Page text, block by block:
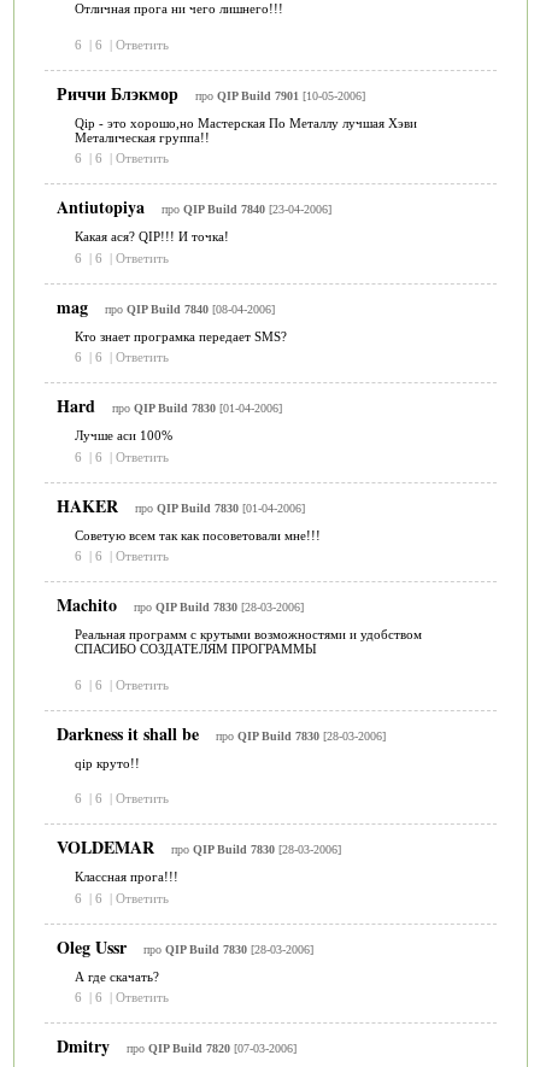
Отличная прога ни чего лишнего!!!
6 | 6 | Ответить
Риччи Блэкмор про QIP Build 7901 [10-05-2006]
Qip - это хорошо,но Мастерская По Металлу лучшая Хэви
Металическая группа!!
6
| 6 | Ответить
Antiutopiya про QIP Build 7840[23-04-2006]
Какая ася? QIP!!! И точка!
6
| 6 | Ответить
mag про QIP Build 7840[08-04-2006]
Кто знает програмка передает SMS?
6
| 6 | Ответить
Hard про QIP Build 7830[01-04-2006]
Лучше аси 100%
6
| 6 | Ответить
HAKER про QIP Build 7830[01-04-2006]
Советую всем так как посоветовали мне!!!
6
| 6 | Ответить
Machito про QIP Build 7830[28-03-2006]
Реальная программ с крутыми возможностями и удобством
СПАСИБО СОЗДАТЕЛЯМ ПРОГРАММЫ
6 | 6 | Ответить
Darkness it shall be про QIP Build 7830[28-03-2006]
qip круто!!
6 | 6 | Ответить
VOLDEMAR про QIP Build 7830[28-03-2006]
Классная прога!!!
6
| 6 | Ответить
Oleg Ussr про QIP Build 7830[28-03-2006]
А где скачать?
6
| 6 | Ответить
Dmitry про QIP Build 7820[07-03-2006]